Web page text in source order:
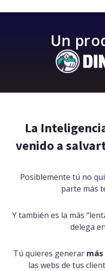
Un
La
venido a
Posiblemente tú no
parte más
Y también es la más
delega
Tú quieres generar
las webs de tus